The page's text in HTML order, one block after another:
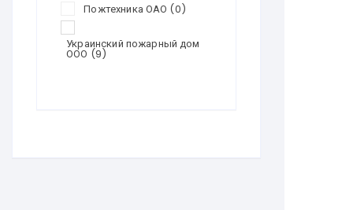
Пожтехника ОАО (0)
Украинский пожарный дом
ООО (9)